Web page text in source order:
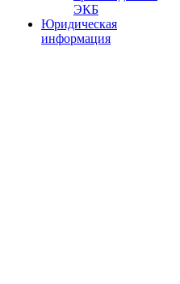
ЭКБ
Юридическая
информация